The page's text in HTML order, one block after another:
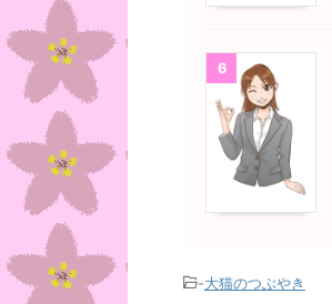
6
-大猫のつぶやき